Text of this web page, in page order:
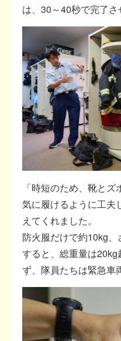
は、30～40秒で完了さ
「時短のため、靴と
気に履けるように工夫
えてくれました。
防火服だけで約10kg
すると、総重量は
ず、隊員たちは緊急車